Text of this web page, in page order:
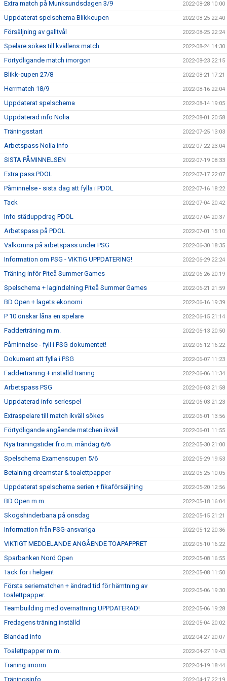
Extra match på Munksundsdagen 3/9 2022-08-28 10:00
Uppdaterat spelschema Blikkcupen 2022-08-25 22:40
Försäljning av galltvål 2022-08-25 22:24
Spelare sökes till kvällens match 2022-08-24 14:30
Förtydligande match imorgon 2022-08-23 22:15
Blikk-cupen 27/8 2022-08-21 17:21
Herrmatch 18/9 2022-08-16 22:04
Uppdaterat spelschema 2022-08-14 19:05
Uppdaterad info Nolia 2022-08-01 20:58
Träningsstart 2022-07-25 13:03
Arbetspass Nolia info 2022-07-22 23:04
SISTA PÅMINNELSEN 2022-07-19 08:33
Extra pass PDOL 2022-07-17 22:07
Påminnelse - sista dag att fylla i PDOL 2022-07-16 18:22
Tack 2022-07-04 20:42
Info städuppdrag PDOL 2022-07-04 20:37
Arbetspass på PDOL 2022-07-01 15:10
Välkomna på arbetspass under PSG 2022-06-30 18:35
Information om PSG - VIKTIG UPPDATERING! 2022-06-29 22:24
Träning inför Piteå Summer Games 2022-06-26 20:19
Spelschema + lagindelning Piteå Summer Games 2022-06-21 21:59
BD Open + lagets ekonomi 2022-06-16 19:39
P 10 önskar låna en spelare 2022-06-15 21:14
Fadderträning m.m. 2022-06-13 20:50
Påminnelse - fyll i PSG dokumentet! 2022-06-12 16:22
Dokument att fylla i PSG 2022-06-07 11:23
Fadderträning + inställd träning 2022-06-06 11:34
Arbetspass PSG 2022-06-03 21:58
Uppdaterad info seriespel 2022-06-03 21:23
Extraspelare till match ikväll sökes 2022-06-01 13:56
Förtydligande angående matchen ikväll 2022-06-01 11:55
Nya träningstider fr.o.m. måndag 6/6 2022-05-30 21:00
Spelschema Examenscupen 5/6 2022-05-29 19:53
Betalning dreamstar & toalettpapper 2022-05-25 10:05
Uppdaterat spelschema serien + fikaförsäljning 2022-05-20 12:56
BD Open m.m. 2022-05-18 16:04
Skogshinderbana på onsdag 2022-05-15 21:21
Information från PSG-ansvariga 2022-05-12 20:36
VIKTIGT MEDDELANDE ANGÅENDE TOAPAPPRET 2022-05-10 16:22
Sparbanken Nord Open 2022-05-08 16:55
Tack för i helgen! 2022-05-08 11:50
Första seriematchen + ändrad tid för hämtning av
toalettpapper.
2022-05-06 19:30
Teambuilding med övernattning UPPDATERAD! 2022-05-06 19:28
Fredagens träning inställd 2022-05-04 20:02
Blandad info 2022-04-27 20:07
Toalettpapper m.m. 2022-04-27 19:43
Träning imorrn 2022-04-19 18:44
Träningsinfo